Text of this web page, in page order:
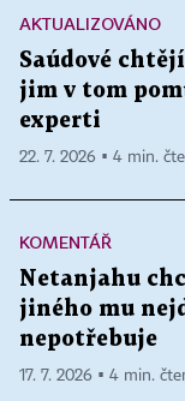
AKTUALIZOVÁNO
Saúdové
jim v tom
experti
22. 7. 2026 ▪ 4 min.
KOMENTÁŘ
Netanjahu
jiného mu
nepotřebuje
17. 7. 2026 ▪ 4 min.